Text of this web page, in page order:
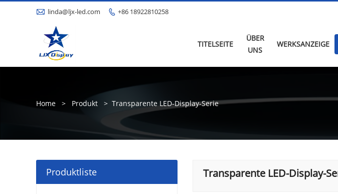
 linda@ljx-led.com  +86 18922810258
TITELSEITE
ÜBER
UNS
WERKSANZEIGE
Home > Produkt > Transparente LED-Display-Serie
Transparente LED-Display-
Produktliste